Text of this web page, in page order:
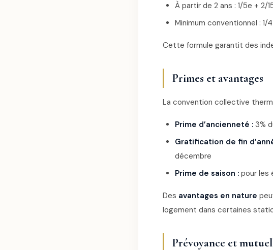
À partir de 2 ans : 1/5e + 2/
Minimum conventionnel : 1/
Cette formule garantit des
Primes et avantages
La convention collective
Prime d’ancienneté : 3%
Gratification de fin
décembre
Prime de saison : pour les
Des avantages en nature
logement dans certaines
Prévoyance et